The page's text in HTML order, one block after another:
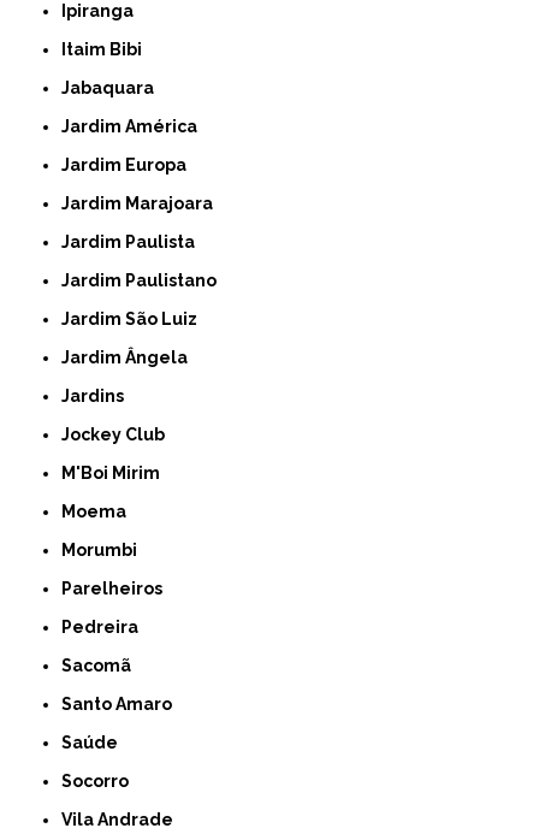
Ipiranga
Itaim Bibi
Jabaquara
Jardim América
Jardim Europa
Jardim Marajoara
Jardim Paulista
Jardim Paulistano
Jardim São Luiz
Jardim Ângela
Jardins
Jockey Club
M'Boi Mirim
Moema
Morumbi
Parelheiros
Pedreira
Sacomã
Santo Amaro
Saúde
Socorro
Vila Andrade